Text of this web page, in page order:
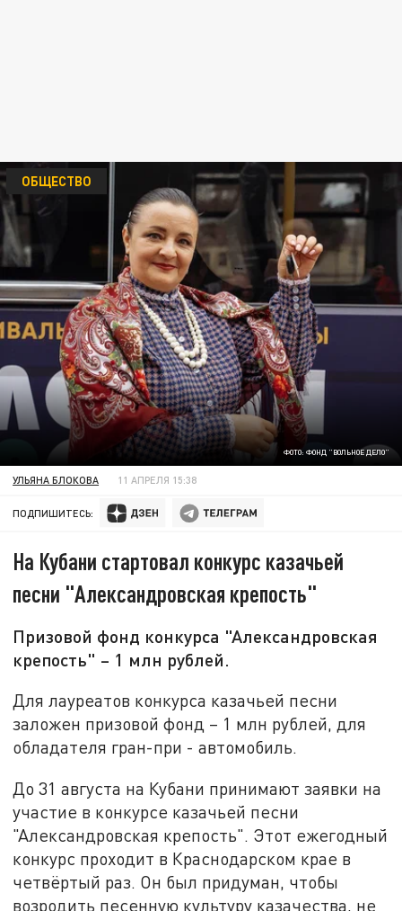
ФОТО: ФОНД "ВОЛЬНОЕ ДЕЛО"
ОБЩЕСТВО
УЛЬЯНА БЛОКОВА 11 АПРЕЛЯ 15:38
ПОДПИШИТЕСЬ:
На Кубани стартовал конкурс казачьей
песни "Александровская крепость"
Призовой фонд конкурса "Александровская
крепость" – 1 млн рублей.
Для лауреатов конкурса казачьей песни
заложен призовой фонд – 1 млн рублей, для
обладателя гран-при - автомобиль.
До 31 августа на Кубани принимают заявки на
участие в конкурсе казачьей песни
"Александровская крепость". Этот ежегодный
конкурс проходит в Краснодарском крае в
четвёртый раз. Он был придуман, чтобы
возродить песенную культуру казачества, не